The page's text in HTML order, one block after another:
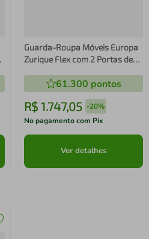
Guarda-Roupa Móveis Europa
Zurique Flex com 2 Portas de
61.300 pontos
R$ 1.747,05 -20%
No pagamento com Pix
Ver detalhes